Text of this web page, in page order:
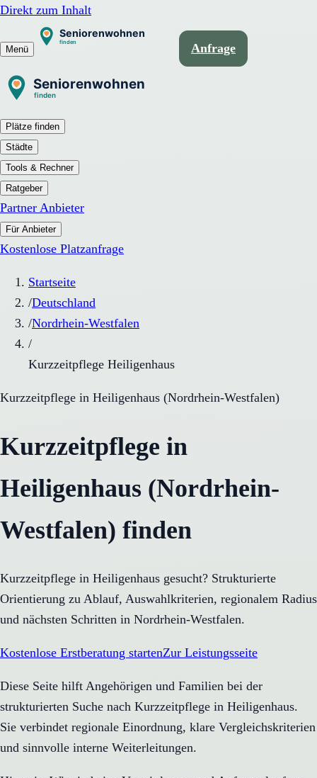
Direkt zum Inhalt
Menü Anfrage
Plätze finden
Städte
Tools & Rechner
Ratgeber
Partner Anbieter
Für Anbieter
Kostenlose Platzanfrage
Startseite
/Deutschland
/Nordrhein-Westfalen
/
Kurzzeitpflege Heiligenhaus
Kurzzeitpflege in Heiligenhaus (Nordrhein-Westfalen)
Kurzzeitpflege in
Heiligenhaus (Nordrhein-
Westfalen) finden
Kurzzeitpflege in Heiligenhaus gesucht? Strukturierte
Orientierung zu Ablauf, Auswahlkriterien, regionalem Radius
und nächsten Schritten in Nordrhein-Westfalen.
Kostenlose Erstberatung startenZur Leistungsseite
Diese Seite hilft Angehörigen und Familien bei der
strukturierten Suche nach Kurzzeitpflege in Heiligenhaus.
Sie verbindet regionale Einordnung, klare Vergleichskriterien
und sinnvolle interne Weiterleitungen.